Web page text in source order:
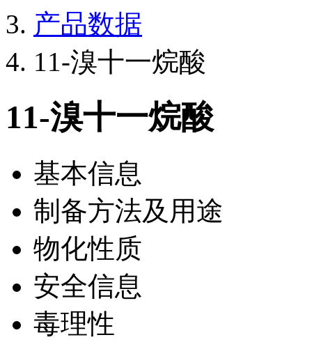
产品数据
11-溴十一烷酸
11-溴十一烷酸
基本信息
制备方法及用途
物化性质
安全信息
毒理性